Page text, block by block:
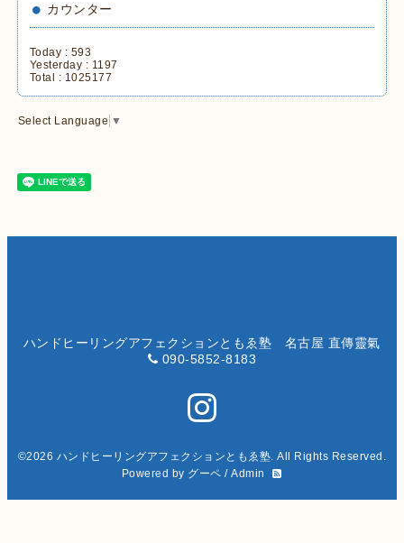
カウンター
Today : 593
Yesterday : 1197
Total : 1025177
Select Language ▼
ハンドヒーリングアフェクションともゑ塾 名古屋 直傳靈氣
090-5852-8183
©2026 ハンドヒーリングアフェクションともゑ塾 . All Rights Reserved.
Powered by グーペ /Admin